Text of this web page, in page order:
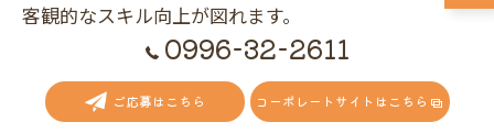
客観的なスキル向上が図れます。
注意点として、チェックリストは「できていない部分
の指摘」だけでなく、「できている部分の再確認」も
0996-32-2611
ご応募はこちら コーポレートサイトはこちら